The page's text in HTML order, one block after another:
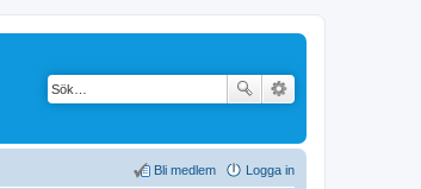
Logga in
Bli medlem